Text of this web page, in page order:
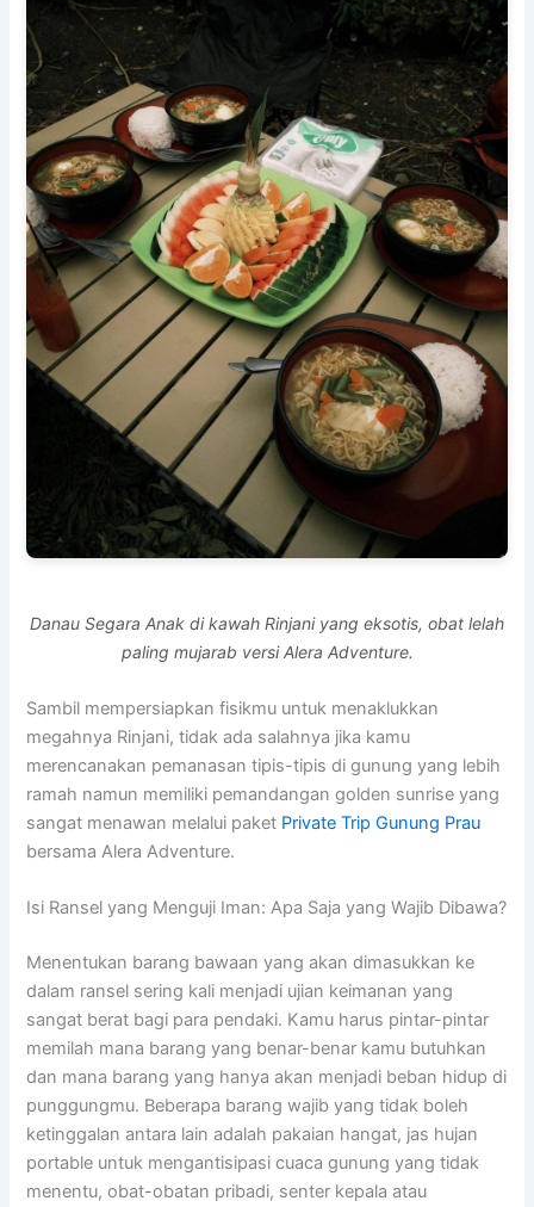
Danau Segara Anak di kawah Rinjani yang eksotis, obat lelah
paling mujarab versi Alera Adventure.
Sambil mempersiapkan fisikmu untuk menaklukkan
megahnya Rinjani, tidak ada salahnya jika kamu
merencanakan pemanasan tipis-tipis di gunung yang lebih
ramah namun memiliki pemandangan golden sunrise yang
sangat menawan melalui paket Private Trip Gunung Prau
bersama Alera Adventure.
Isi Ransel yang Menguji Iman: Apa Saja yang Wajib Dibawa?
Menentukan barang bawaan yang akan dimasukkan ke
dalam ransel sering kali menjadi ujian keimanan yang
sangat berat bagi para pendaki. Kamu harus pintar-pintar
memilah mana barang yang benar-benar kamu butuhkan
dan mana barang yang hanya akan menjadi beban hidup di
punggungmu. Beberapa barang wajib yang tidak boleh
ketinggalan antara lain adalah pakaian hangat, jas hujan
portable untuk mengantisipasi cuaca gunung yang tidak
menentu, obat-obatan pribadi, senter kepala atau